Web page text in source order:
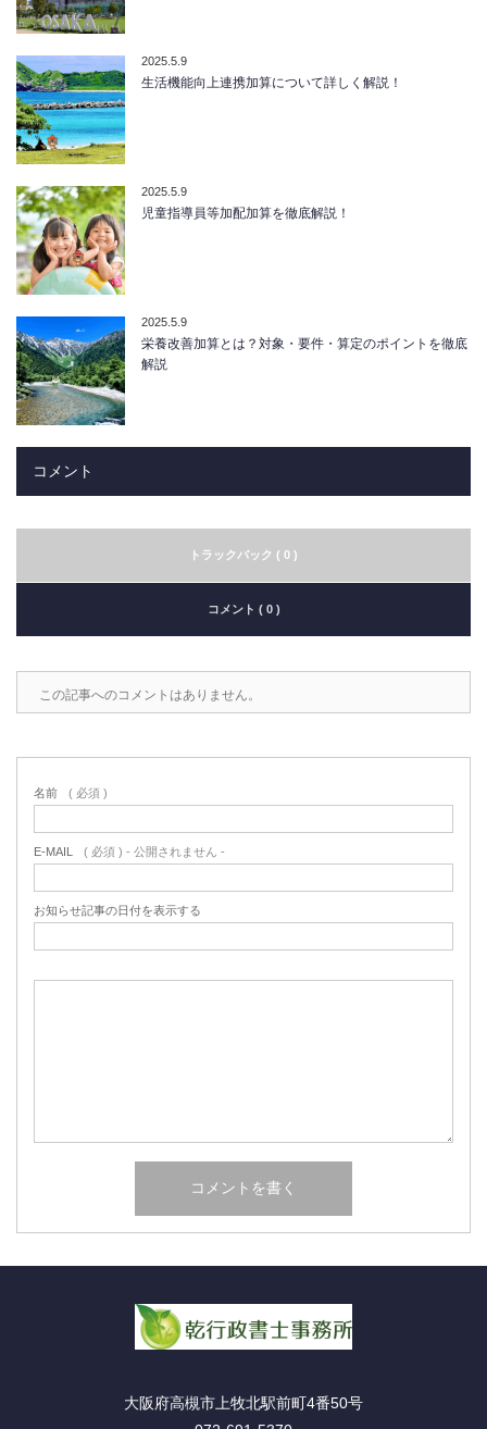
2025.5.9
生活機能向上連携加算について詳しく解説！
2025.5.9
児童指導員等加配加算を徹底解説！
2025.5.9
栄養改善加算とは？対象・要件・算定のポイントを徹底
解説
コメント
トラックバック ( 0 )
コメント ( 0 )
この記事へのコメントはありません。
名前 ( 必須 )
E-MAIL ( 必須 ) - 公開されません -
お知らせ記事の日付を表示する
大阪府高槻市上牧北駅前町4番50号